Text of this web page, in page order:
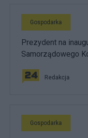
Gospodarka
Prezydent na
Samorządowego
Redakcja
Gospodarka